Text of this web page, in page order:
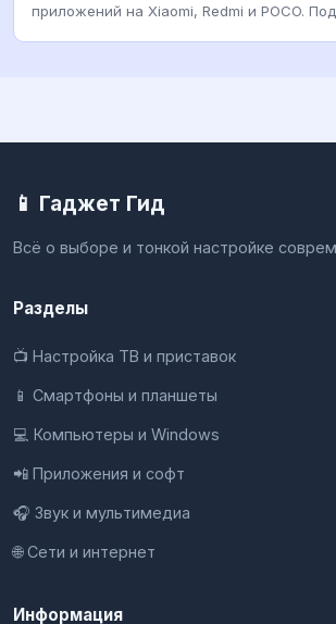
приложений на Xiaomi, Redmi и POCO.
📱 Гаджет Гид
Всё о выборе и тонкой настройке
Разделы
📺 Настройка ТВ и приставок
📱 Смартфоны и планшеты
💻 Компьютеры и Windows
📲 Приложения и софт
🎧 Звук и мультимедиа
🌐 Сети и интернет
Информация